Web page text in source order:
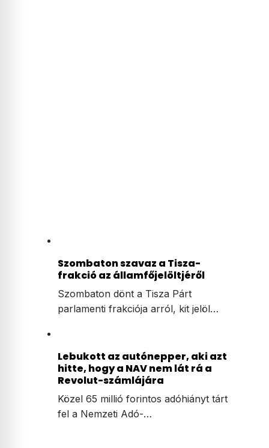
Szombaton szavaz a Tisza-
frakció az államfőjelöltjéről
Szombaton dönt a Tisza Párt
parlamenti frakciója arról, kit jelöl…
Lebukott az autónepper, aki azt
hitte, hogy a NAV nem lát rá a
Revolut-számlájára
Közel 65 millió forintos adóhiányt tárt
fel a Nemzeti Adó-…